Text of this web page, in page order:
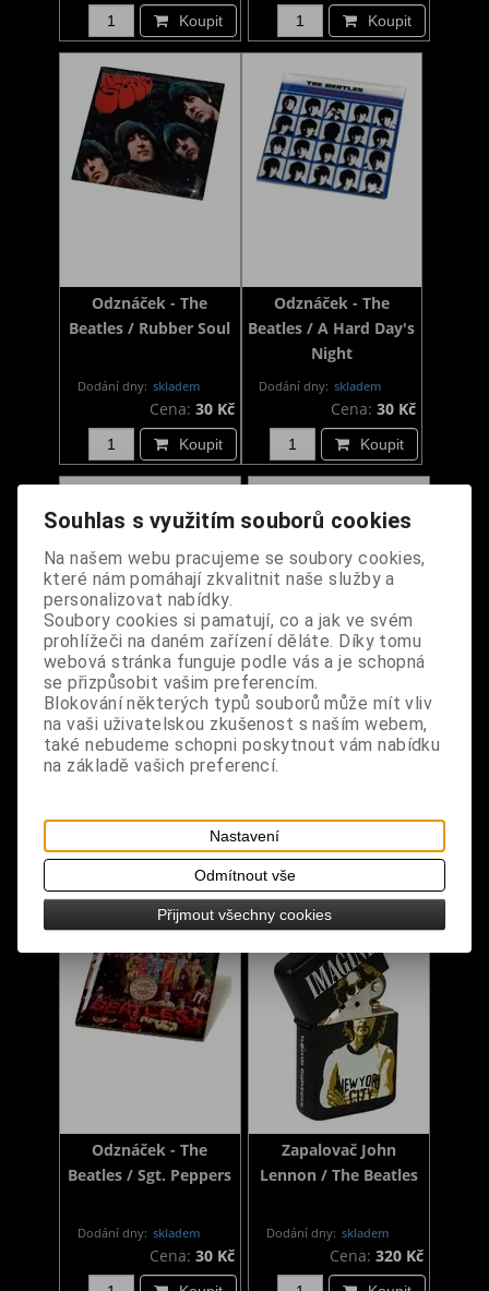
Koupit Koupit
Odznáček - The
Beatles / Rubber Soul
Dodání dny: skladem
Cena: 30 Kč
Koupit
Odznáček - The
Beatles / A Hard Day's
Night
Dodání dny: skladem
Cena:30 Kč
Koupit
Odznáček - The
Beatles / Let It Be
30 Kč
Koupit
Odznáček - The
Beatles / Yellow
Odznáček - The
Beatles / Sgt. Peppers
Dodání dny: skladem
Cena: 30 Kč
Zapalovač John
Lennon / The Beatles
Dodání dny: skladem
Cena: 320 Kč
Souhlas s využitím souborů cookies
Na našem webu pracujeme se soubory cookies,
které nám pomáhají zkvalitnit naše služby a
personalizovat nabídky.
Soubory cookies si pamatují, co a jak ve svém
prohlížeči na daném zařízení děláte. Díky tomu
webová stránka funguje podle vás a je schopná
se přizpůsobit vašim preferencím.
Blokování některých typů souborů může mít vliv
na vaši uživatelskou zkušenost s naším webem,
také nebudeme schopni poskytnout vám nabídku
na základě vašich preferencí.
Nastavení
Odmítnout vše
Přijmout všechny cookies